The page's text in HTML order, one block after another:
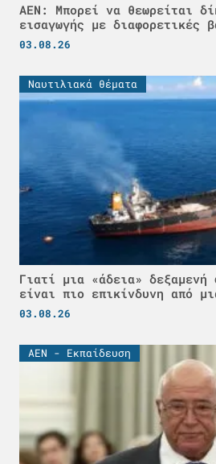
ΑΕΝ: Μπορεί να θεωρείται
εισαγωγής με διαφορετικές
03.08.26
Ναυτιλιακά θέματα
Γιατί μια «άδεια» δεξαμενή
είναι πιο επικίνδυνη από
03.08.26
ΑΕΝ - Εκπαίδευση